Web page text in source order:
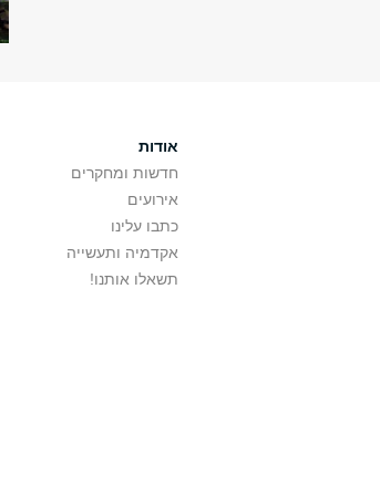
אודות
חדשות ומחקרים
אירועים
כתבו עלינו
אקדמיה ותעשייה
תשאלו אותנו!